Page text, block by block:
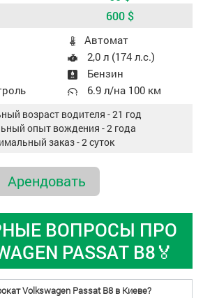
600 $
Aвтомат
2,0 л (174 л.с.)
Бензин
6.9 л/на 100 км
возраст водителя - 21 год
опыт вождения - 2 года
заказ - 2 суток
Арендовать
ВОПРОСЫ ПРО
PASSAT B8🏅
Volkswagen Passat B8 в Киеве?